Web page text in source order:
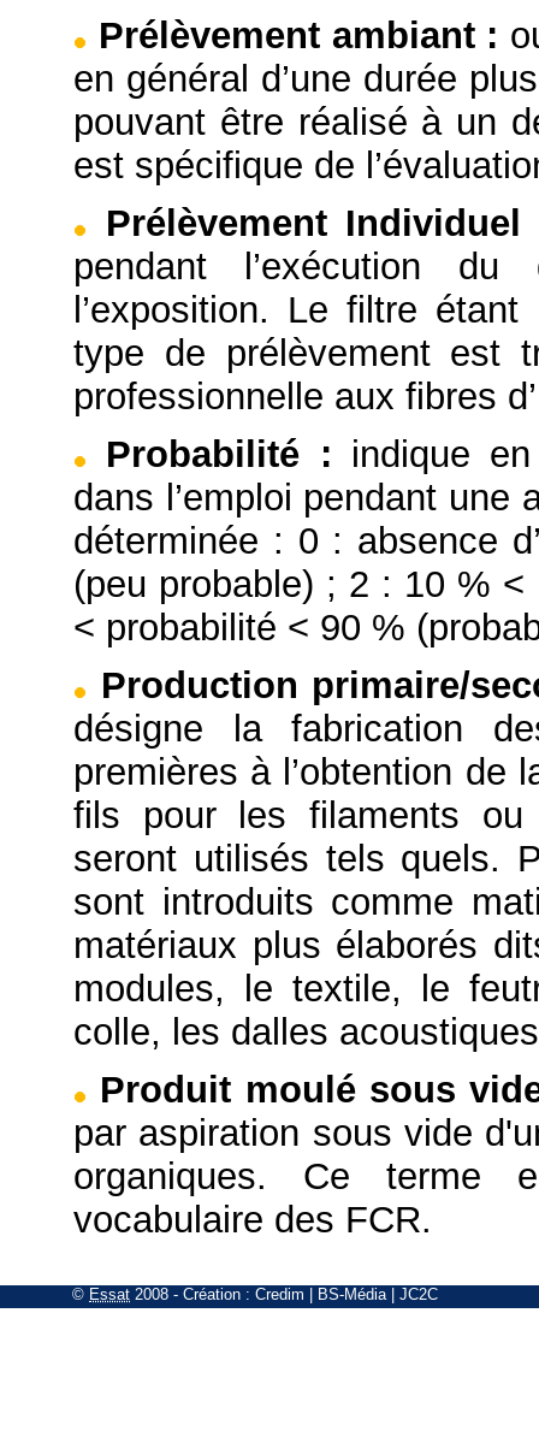
Prélèvement ambiant :
en général d’une durée
pouvant être réalisé à un
est spécifique de
Prélèvement Individuel
pendant l’exécution
l’exposition. Le filtre
type de prélèvement est
professionnelle aux fibres
Probabilité : indique
dans l’emploi pendant une
déterminée : 0 : absence
(peu probable) ; 2 : 10 %
< probabilité < 90 %
Production primaire/
désigne la fabrication
premières à l’obtention de
fils pour les filaments ou
seront utilisés tels quels.
sont introduits comme
matériaux plus élaborés
modules, le textile, le
colle, les dalles
Produit moulé sous
par aspiration sous vide
organiques. Ce terme
vocabulaire des FCR.
© Essat 2008 - Création : Credim BS-Média| JC2C